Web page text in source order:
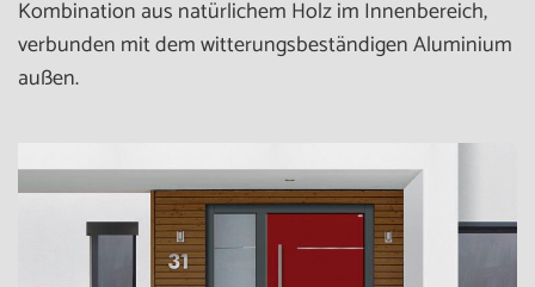
Kombination aus natürlichem Holz im Innenbereich,
verbunden mit dem witterungsbeständigen Aluminium
außen.